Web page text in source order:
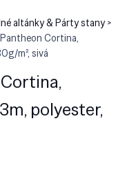
altánky & Párty stany >
Cortina,
m², sivá
polyester,